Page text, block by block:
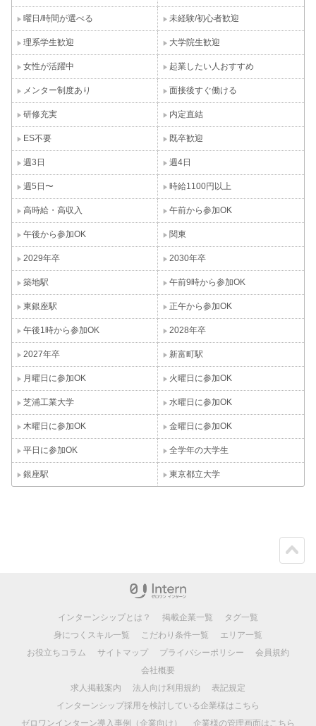
曜日/時間が選べる 未経験/初心者歓迎
理系学生歓迎 大学院生歓迎
女性が活躍中 起業したい人おすすめ
メンター制度あり 面接後すぐ働ける
研修充実 内定直結
ES不要 既卒歓迎
週3日 週4日
週5日〜 時給1100円以上
高時給・高収入 午前から参加OK
午後から参加OK 関東
2029年卒 2030年卒
築地駅 午前9時から参加OK
東銀座駅 正午から参加OK
午後1時から参加OK 2028年卒
2027年卒 新富町駅
月曜日に参加OK 火曜日に参加OK
芝浦工業大学 水曜日に参加OK
木曜日に参加OK 金曜日に参加OK
平日に参加OK 全学年の大学生
銀座駅 東京都立大学
インターンシップとは？ 掲載企業一覧
タグ一覧
身につくスキル一覧
こだわり条件一覧
エリア一覧
お役立ちコラム
サイトマップ プライバシーポリシー
会員規約
会社概要
求人掲載案内
法人向け利用規約
表記規定
インターンシップ採用を検討している企業様はこちら
ゼロワンインターン導入事例（企業向け）
企業様の管理画面はこちら